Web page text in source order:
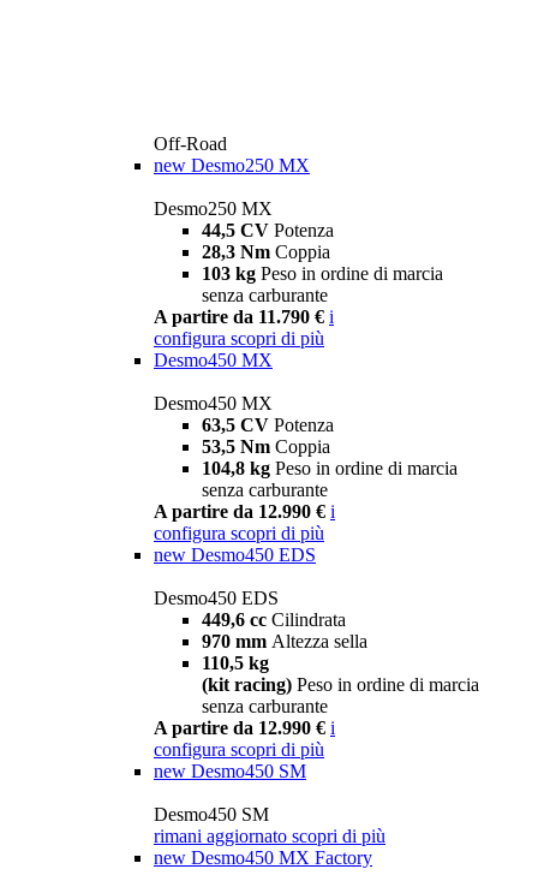
Off-Road
new Desmo250 MX
Desmo250 MX
44,5 CV Potenza
28,3 Nm Coppia
103 kg Peso in ordine di marcia
senza carburante
A partire da 11.790 € i
configura scopri di più
Desmo450 MX
Desmo450 MX
63,5 CV Potenza
53,5 Nm Coppia
104,8 kg Peso in ordine di marcia
senza carburante
A partire da 12.990 € i
configura scopri di più
new Desmo450 EDS
Desmo450 EDS
449,6 cc Cilindrata
970 mm Altezza sella
110,5 kg
(kit racing) Peso in ordine di marcia
senza carburante
A partire da 12.990 € i
configura scopri di più
new Desmo450 SM
Desmo450 SM
rimani aggiornato scopri di più
new Desmo450 MX Factory